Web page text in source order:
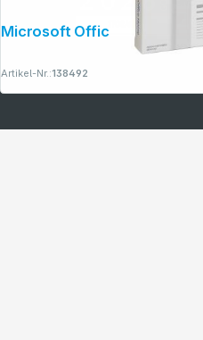
Microsoft Office Home 2024
Artikel-Nr.:138492